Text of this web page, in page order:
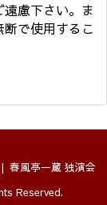
慮下さい。ま
で使用するこ
春風亭一蔵 独演会
Reserved.